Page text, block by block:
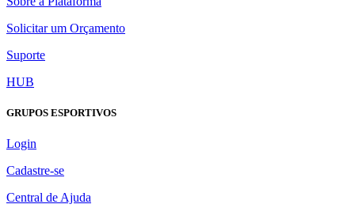
Solicitar um Orçamento
Suporte
HUB
GRUPOS ESPORTIVOS
Login
Cadastre-se
Central de Ajuda